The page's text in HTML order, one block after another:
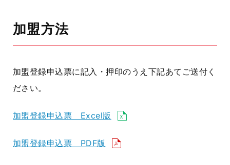
加盟方法
加盟登録申込票に記入・押印のうえ下記あてご送付く
ださい。
加盟登録申込票 Excel版
加盟登録申込票 PDF版